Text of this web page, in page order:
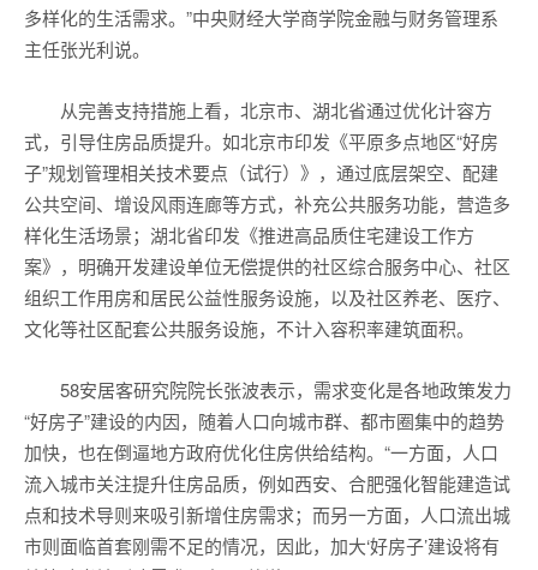
多样化的生活需求。”中央财经大学商学院金融与财务管理系
主任张光利说。
从完善支持措施上看，北京市、湖北省通过优化计容方
式，引导住房品质提升。如北京市印发《平原多点地区“好房
子”规划管理相关技术要点（试行）》，通过底层架空、配建
公共空间、增设风雨连廊等方式，补充公共服务功能，营造多
样化生活场景；湖北省印发《推进高品质住宅建设工作方
案》，明确开发建设单位无偿提供的社区综合服务中心、社区
组织工作用房和居民公益性服务设施，以及社区养老、医疗、
文化等社区配套公共服务设施，不计入容积率建筑面积。
58安居客研究院院长张波表示，需求变化是各地政策发力
“好房子”建设的内因，随着人口向城市群、都市圈集中的趋势
加快，也在倒逼地方政府优化住房供给结构。“一方面，人口
流入城市关注提升住房品质，例如西安、合肥强化智能建造试
点和技术导则来吸引新增住房需求；而另一方面，人口流出城
市则面临首套刚需不足的情况，因此，加大‘好房子’建设将有